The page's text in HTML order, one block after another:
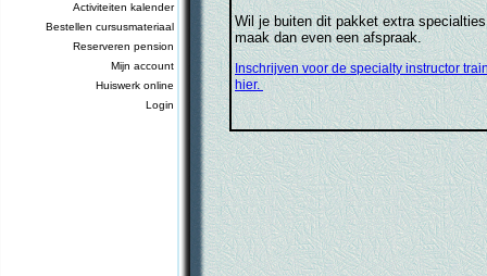
Activiteiten kalender
Bestellen cursusmateriaal
Reserveren pension
Mijn account
Huiswerk online
Login
Wil je buiten dit pakket extra
maak dan even een afspraak.
Inschrijven voor de specialty instructor
hier.